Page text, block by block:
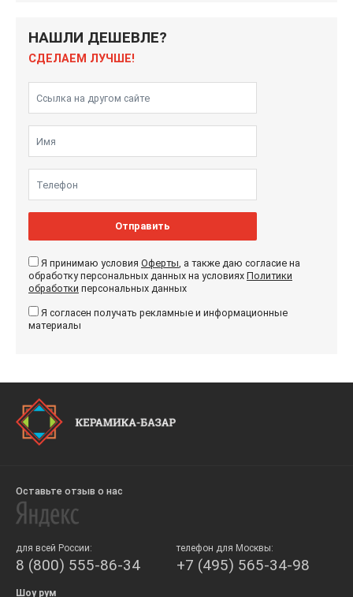
НАШЛИ ДЕШЕВЛЕ?
СДЕЛАЕМ ЛУЧШЕ!
Отправить
Я принимаю условия Оферты, а также даю согласие на
обработку персональных данных на условиях Политики
обработки персональных данных
Я согласен получать рекламные и информационные
материалы
Оставьте отзыв о нас
для всей России:
8 (800) 555-86-34
телефон для Москвы:
+7 (495) 565-34-98
Шоу рум